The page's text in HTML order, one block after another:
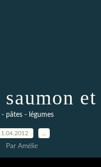
- pâtes - légumes
Par Amélie